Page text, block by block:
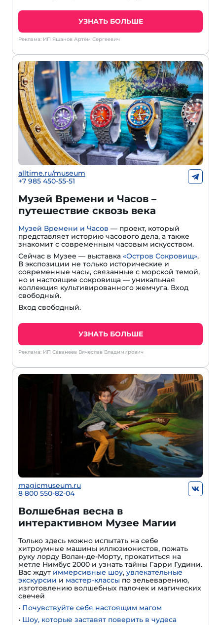
УЗНАТЬ БОЛЬШЕ
Реклама: ИП Яшанов Артём Сергеевич
alltime.ru/museum
+7 985 450-55-51
Музей Времени и Часов –
путешествие сквозь века
Музей Времени и Часов — проект, который
представляет историю часового дела, а также
знакомит с современным часовым искусством.
Сейчас в Музее — выставка «Остров Сокровищ».
В экспозиции не только исторические и
современные часы, связанные с морской темой,
но и настоящие сокровища — уникальная
коллекция культивированного жемчуга. Вход
свободный.
Вход свободный.
УЗНАТЬ БОЛЬШЕ
Реклама: ИП Саванеев Вячеслав Владимирович
magicmuseum.ru
8 800 550-82-04
Волшебная весна в
интерактивном Музее Магии
Только здесь можно испытать на себе
хитроумные машины иллюзионистов, пожать
руку лорду Волан-де-Морту, прокатиться на
метле Нимбус 2000 и узнать тайны Гарри Гудини.
Вас ждут иммерсивные шоу, увлекательные
экскурсии и мастер-классы по зельеварению,
изготовлению волшебных палочек и магических
свечей
• Почувствуйте себя настоящим магом
• Шоу, которые заставят поверить в чудеса